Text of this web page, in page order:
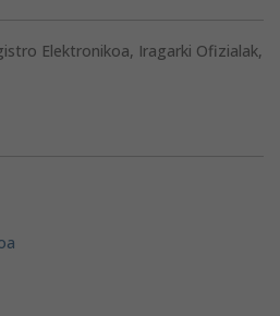
Elektronikoa, Iragarki Ofizialak,